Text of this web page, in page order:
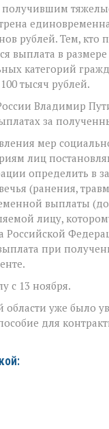
рублей. Тем, кто
выплата в
категорий
тысяч рублей.
Владимир
за
мер
лиц
определить в
(ранения,
выплаты
лицу,
Российской
при
с 13 ноября.
области уже было
для